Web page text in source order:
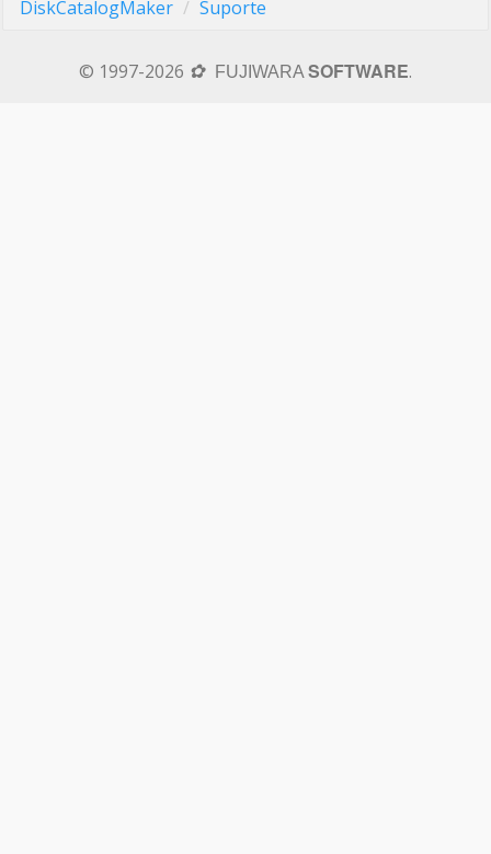
DiskCatalogMaker Suporte
© 1997-2026 ✿ FUJIWARA SOFTWARE.